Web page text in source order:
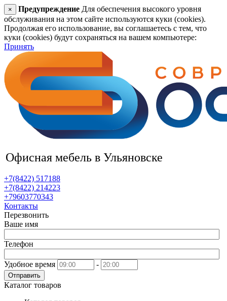
× Предупреждение Для обеспечения высокого уровня
обслуживания на этом сайте используются куки (cookies).
Продолжая его использование, вы соглашаетесь с тем, что
куки (cookies) будут сохраняться на вашем компьютере:
Принять
Офисная мебель в Ульяновске
+7(8422) 517188
+7(8422) 214223
+79603770343
Контакты
Перезвонить
Ваше имя
Телефон
Удобное время -
Отправить
Каталог товаров